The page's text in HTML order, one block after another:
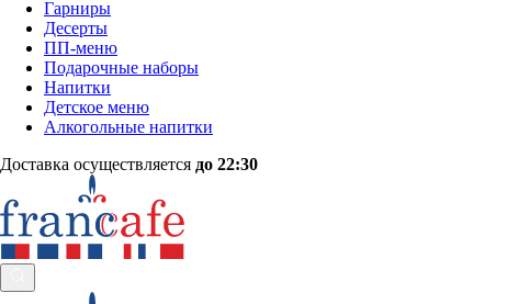
Гарниры
Десерты
ПП-меню
Подарочные наборы
Напитки
Детское меню
Алкогольные напитки
Доставка осуществляется до 22:30